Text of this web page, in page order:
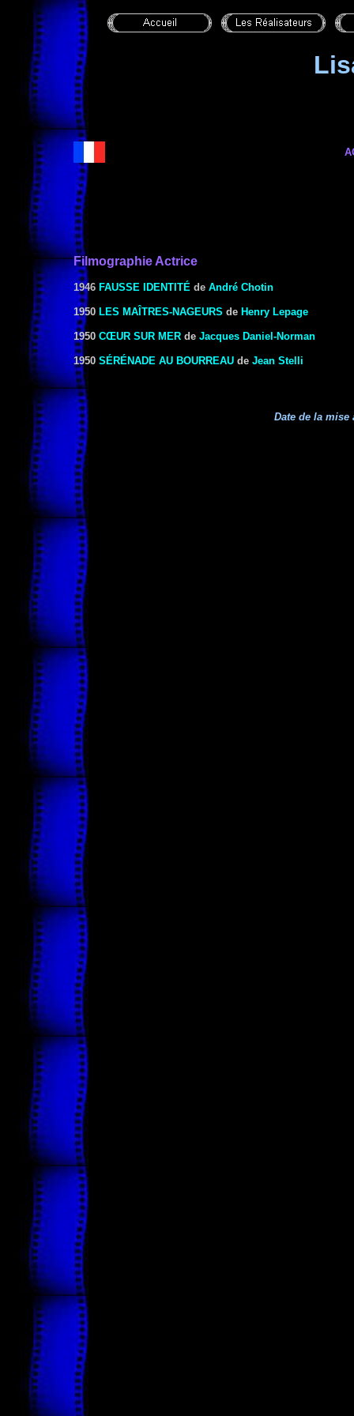
Filmographie Actrice
1946 FAUSSE IDENTITÉ de André Chotin
1950 LES MAÎTRES-NAGEURS de Henry Lepage
1950 CŒUR SUR MER de Jacques Daniel-Norman
1950 SÉRÉNADE AU BOURREAU de Jean Stelli
Date de la